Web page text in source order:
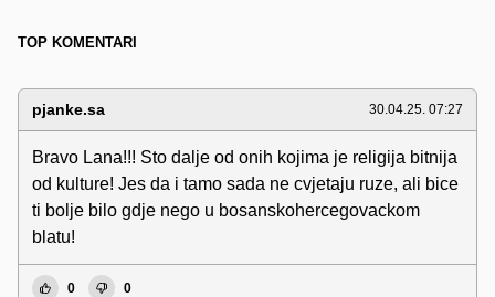
TOP KOMENTARI
pjanke.sa 30.04.25. 07:27
Bravo Lana!!! Sto dalje od onih kojima je religija bitnija
od kulture! Jes da i tamo sada ne cvjetaju ruze, ali bice
ti bolje bilo gdje nego u bosanskohercegovackom
blatu!
0 0